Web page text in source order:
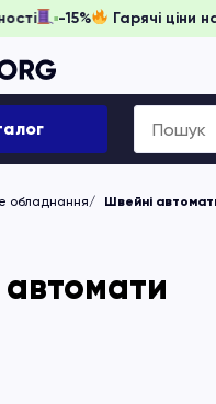
в наявності -15%
Search
for:
обладнання Швейні